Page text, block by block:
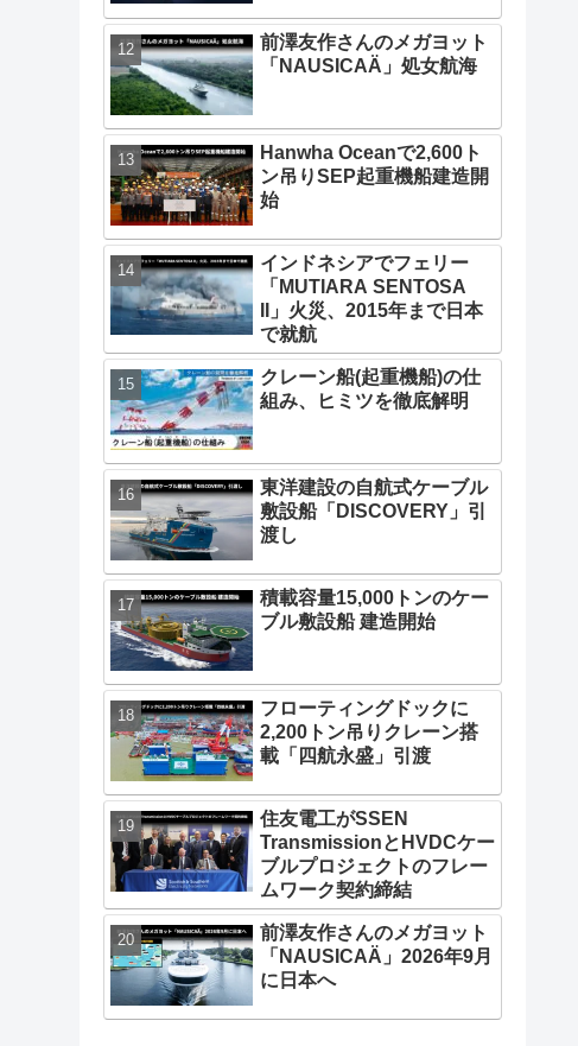
前澤友作さんのメガヨット
「NAUSICAÄ」処女航海
Hanwha Oceanで2,600ト
ン吊りSEP起重機船建造開
始
インドネシアでフェリー
「MUTIARA SENTOSA
II」火災、2015年まで日本
で就航
クレーン船(起重機船)の仕
組み、ヒミツを徹底解明
東洋建設の自航式ケーブル
敷設船「DISCOVERY」引
渡し
積載容量15,000トンのケー
ブル敷設船 建造開始
フローティングドックに
2,200トン吊りクレーン搭
載「四航永盛」引渡
住友電工がSSEN
TransmissionとHVDCケー
ブルプロジェクトのフレー
ムワーク契約締結
前澤友作さんのメガヨット
「NAUSICAÄ」2026年9月
に日本へ